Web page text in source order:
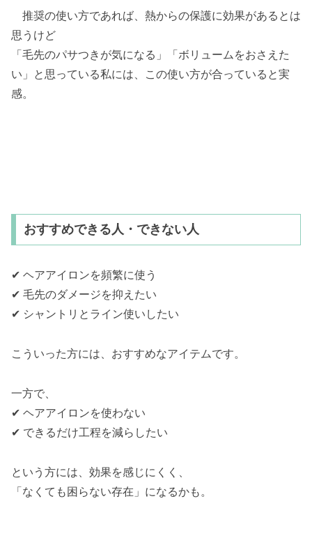
推奨の使い方であれば、熱からの保護に効果があるとは
思うけど
「毛先のパサつきが気になる」「ボリュームをおさえた
い」と思っている私には、この使い方が合っていると実
感。
おすすめできる人・できない人
✔ ヘアアイロンを頻繁に使う
✔ 毛先のダメージを抑えたい
✔ シャントリとライン使いしたい
こういった方には、おすすめなアイテムです。
一方で、
✔ ヘアアイロンを使わない
✔ できるだけ工程を減らしたい
という方には、効果を感じにくく、
「なくても困らない存在」になるかも。